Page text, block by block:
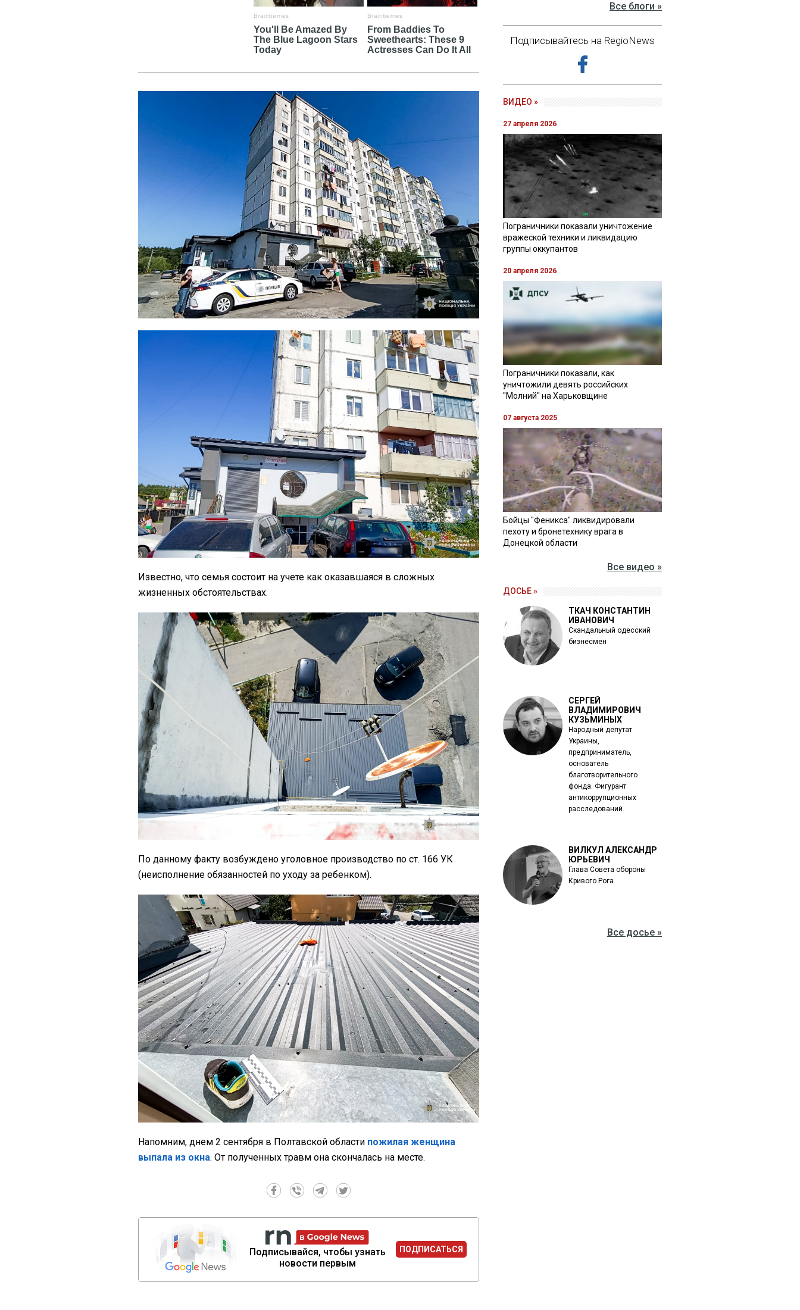
Известно, что семья состоит на учете как оказавшаяся в сложных
жизненных обстоятельствах.
По данному факту возбуждено уголовное производство по ст. 166 УК
(неисполнение обязанностей по уходу за ребенком).
Напомним, днем 2 сентября в Полтавской области пожилая женщина
выпала из окна. От полученных травм она скончалась на месте.
Подписывайся, чтобы узнать
новости первым
ПОДПИСАТЬСЯ
Все блоги »
Подписывайтесь на RegioNews
ВИДЕО »
27 апреля 2026
Пограничники показали уничтожение
вражеской техники и ликвидацию
группы оккупантов
20 апреля 2026
Пограничники показали, как
уничтожили девять российских
"Молний" на Харьковщине
07 августа 2025
Бойцы "Феникса" ликвидировали
пехоту и бронетехнику врага в
Донецкой области
Все видео »
ДОСЬЕ »
ТКАЧ КОНСТАНТИН
ИВАНОВИЧ
Скандальный одесский
бизнесмен
СЕРГЕЙ
ВЛАДИМИРОВИЧ
КУЗЬМИНЫХ
Народный депутат
Украины,
предприниматель,
основатель
благотворительного
фонда. Фигурант
антикоррупционных
расследований.
ВИЛКУЛ АЛЕКСАНДР
ЮРЬЕВИЧ
Глава Совета обороны
Кривого Рога
Все досье »